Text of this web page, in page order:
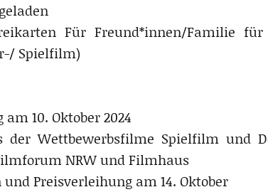
Für Freund*innen/Familie
Spielfilm)
10. Oktober 2024
der Wettbewerbsfilme Spielfilm und
NRW und Filmhaus
Preisverleihung am 14. Oktober